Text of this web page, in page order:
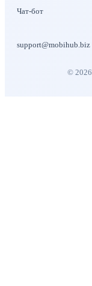
Чат-бот
support@mobihub.biz
© 2026